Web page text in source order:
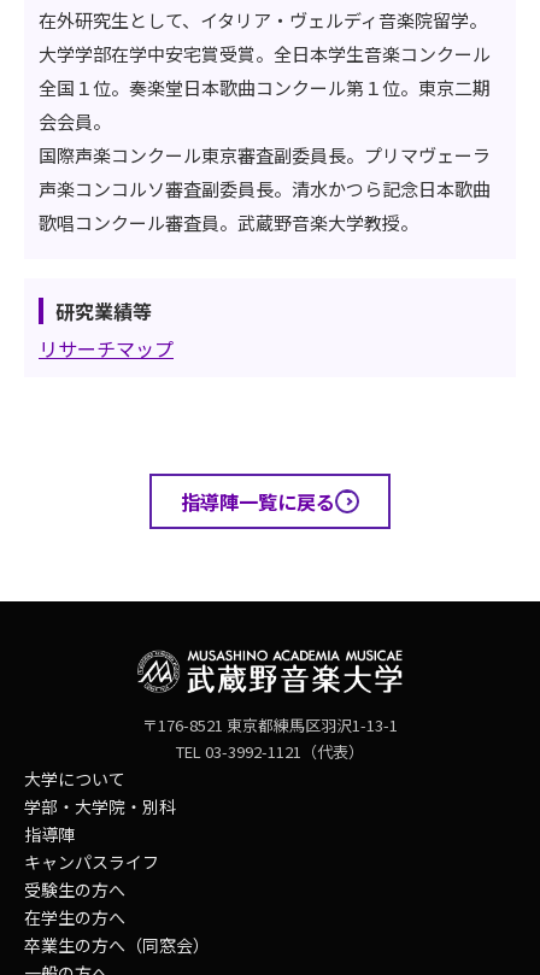
在外研究生として、イタリア・ヴェルディ音楽院留学。
大学学部在学中安宅賞受賞。全日本学生音楽コンクール
全国１位。奏楽堂日本歌曲コンクール第１位。東京二期
会会員。
国際声楽コンクール東京審査副委員長。プリマヴェーラ
声楽コンコルソ審査副委員長。清水かつら記念日本歌曲
歌唱コンクール審査員。武蔵野音楽大学教授。
研究業績等
リサーチマップ
指導陣一覧に戻る
〒176-8521 東京都練馬区羽沢1-13-1
TEL 03-3992-1121（代表）
大学について
学部・大学院・別科
指導陣
キャンパスライフ
受験生の方へ
在学生の方へ
卒業生の方へ（同窓会）